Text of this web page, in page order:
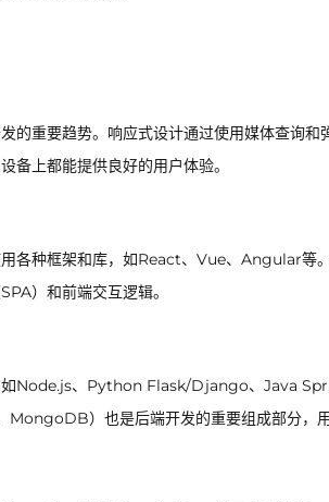
的重要趋势。响应式设计通过使用媒体查询
备上都能提供良好的用户体验。
各种框架和库，如React、Vue、Angular等
）和前端交互逻辑。
如Node.js、Python Flask/Django、Java
）也是后端开发的重要组成部分，用